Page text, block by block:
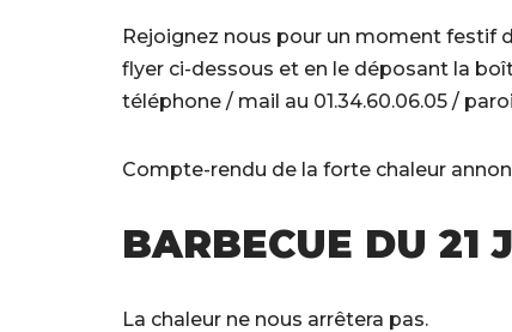
Rejoignez nous pour un moment festif
flyer ci-dessous et en le déposant la
téléphone / mail au 01.34.60.06.05 /
Compte-rendu de la forte chaleur
BARBECUE DU 21
La chaleur ne nous arrêtera pas.